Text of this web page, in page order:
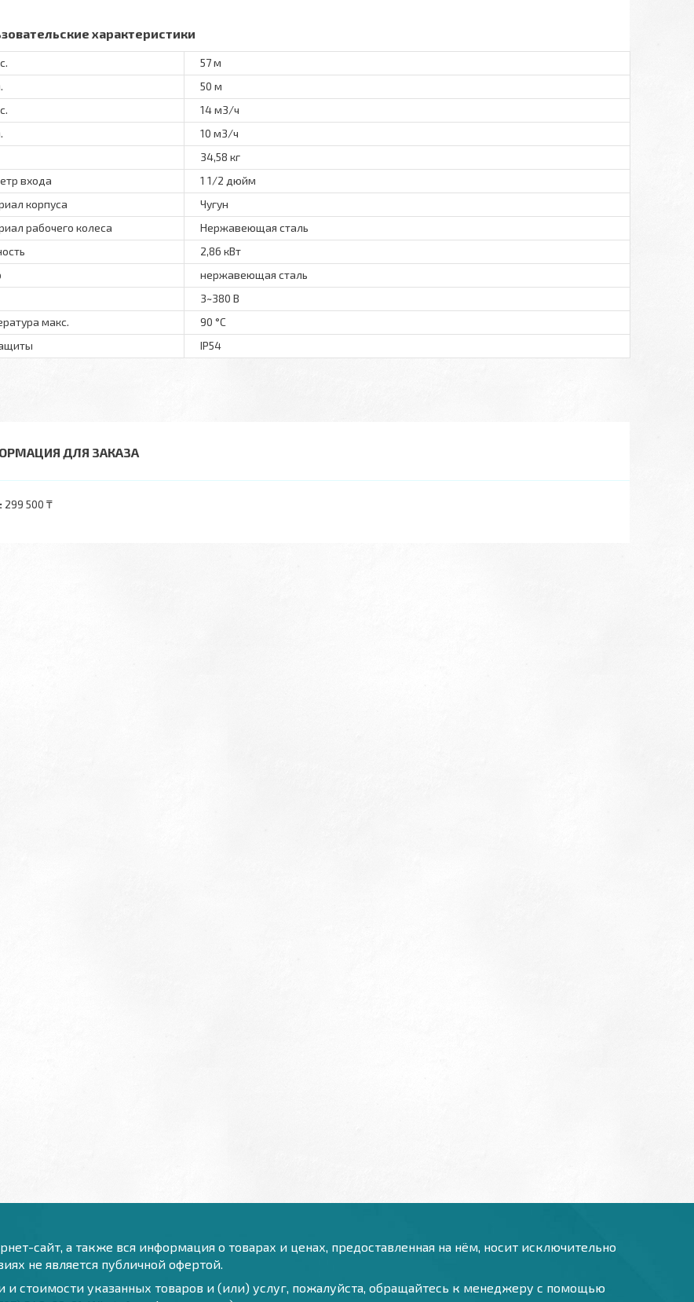
характеристики
57 м
50 м
14 м3/ч
10 м3/ч
34,58 кг
входа
1 1/2 дюйм
корпуса
Чугун
рабочего колеса
Нержавеющая сталь
2,86 кВт
нержавеющая сталь
3~380 В
макс.
90 °С
IP54
ДЛЯ ЗАКАЗА
299 500 ₸
сайт, а также вся информация о товарах и ценах, предоставленная на нём, носит исключительно
не является публичной офертой.
стоимости указанных товаров и (или) услуг, пожалуйста, обращайтесь к менеджеру с помощью